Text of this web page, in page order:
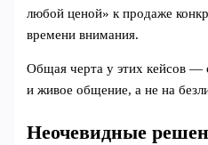
любой ценой» к продаже
времени внимания.
Общая черта у этих кейсов —
и живое общение, а не на
Неочевидные